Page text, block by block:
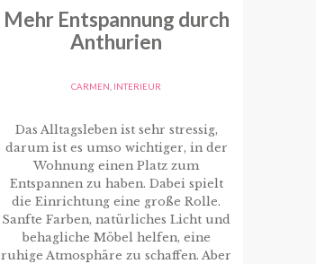
Mehr Entspannung durch
Anthurien
CARMEN, INTERIEUR
Das Alltagsleben ist sehr stressig,
darum ist es umso wichtiger, in der
Wohnung einen Platz zum
Entspannen zu haben. Dabei spielt
die Einrichtung eine große Rolle.
Sanfte Farben, natürliches Licht und
behagliche Möbel helfen, eine
ruhige Atmosphäre zu schaffen. Aber